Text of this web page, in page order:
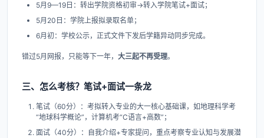
5月9—19日：转出学院资格初审→转入学院笔试+面试；
5月20日：学院上报拟录取名单；
6月初：学校公示，正式文件下发后学籍异动同步完成。
错过5月网报，只能等下一年， 大三起不再受理。
三、怎么考核？笔试+面试一条龙
笔试（60分）：考拟转入专业的大一核心基础课，如地理科学考
“地球科学概论”，计算机考“C语言+高数”；
面试（40分）：自我介绍+专家提问，重点考察专业认知与发展潜